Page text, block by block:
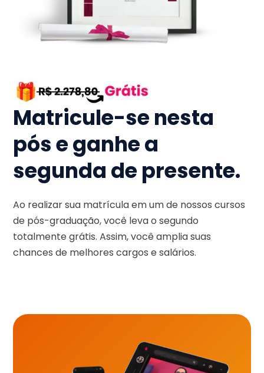
Matricule-se nesta
pós e ganhe a
segunda de presente.
Ao realizar sua matrícula em um de nossos cursos
de pós-graduação, você leva o segundo
totalmente grátis. Assim, você amplia suas
chances de melhores cargos e salários.